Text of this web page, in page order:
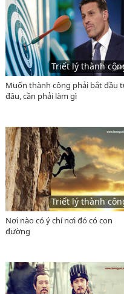
Triết lý thành
Muốn thành công phải bắt đầu
đâu, cần phải làm gì
Triết lý thành
Nơi nào có ý chí nơi đó có con
đường